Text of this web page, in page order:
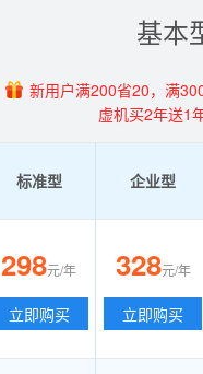
基本
新用户满200省20，满
虚机买2年送1
标准型 企业型
298元/年
立即购买
328元/年
立即购买